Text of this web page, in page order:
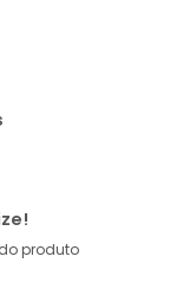
produto